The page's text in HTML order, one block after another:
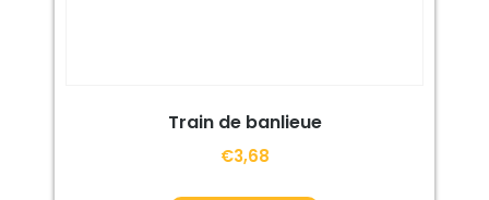
Train de banlieue
€3,68